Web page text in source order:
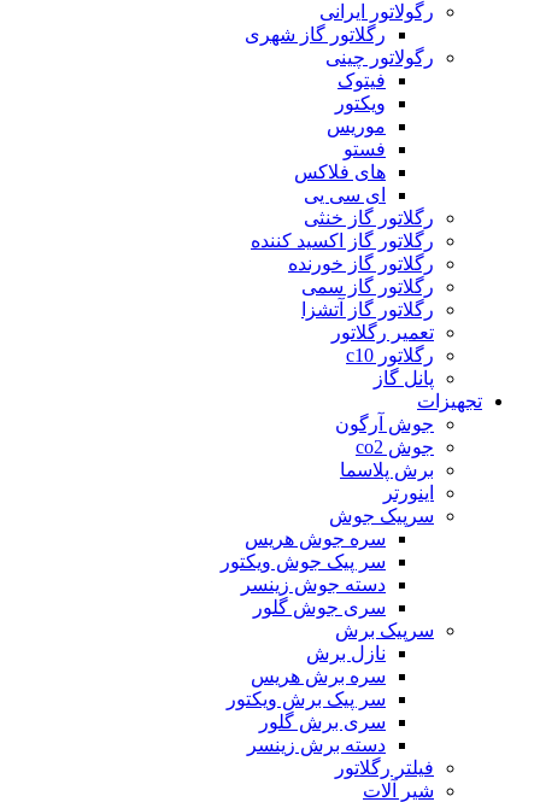
رگولاتور ایرانی
رگلاتور گاز شهری
رگولاتور چینی
فیتوک
ویکتور
موریس
فستو
های فلاکس
ای سی یی
رگلاتور گاز خنثی
رگلاتور گاز اکسید کننده
رگلاتور گاز خورنده
رگلاتور گاز سمی
رگلاتور گاز آتشزا
تعمیر رگلاتور
رگلاتور c10
پانل گاز
تجهیزات
جوش آرگون
جوش co2
برش پلاسما
اینورتر
سرپیک جوش
سره جوش هریس
سر پیک جوش ویکتور
دسته جوش زینسر
سری جوش گلور
سرپیک برش
نازل برش
سره برش هریس
سر پیک برش ویکتور
سری برش گلور
دسته برش زینسر
فیلتر رگلاتور
شیر آلات